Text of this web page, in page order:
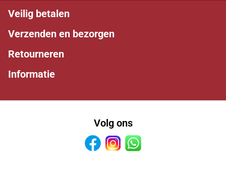
Veilig betalen
Verzenden en bezorgen
Retourneren
Informatie
Volg ons
FacebookInstagram